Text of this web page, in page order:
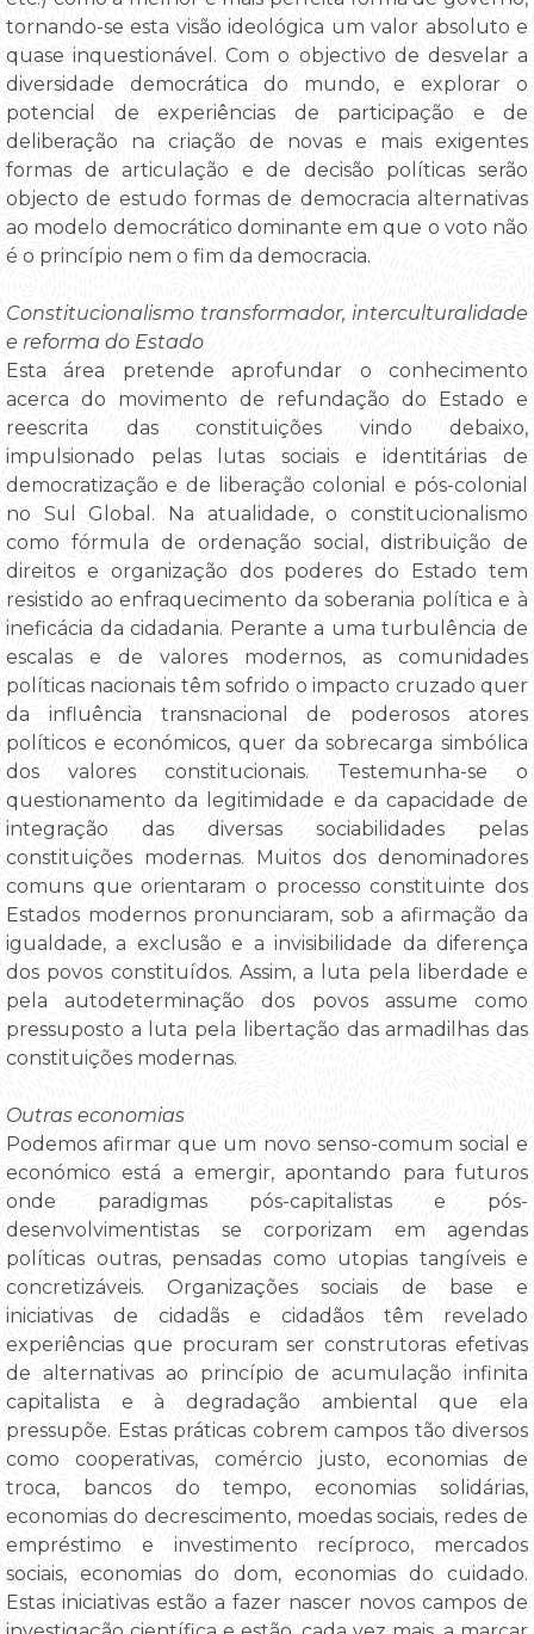
tornando-se esta visão ideológica um valor absoluto e
quase inquestionável. Com o objectivo de desvelar a
diversidade democrática do mundo, e explorar o
potencial de experiências de participação e de
deliberação na criação de novas e mais exigentes
formas de articulação e de decisão políticas serão
objecto de estudo formas de democracia alternativas
ao modelo democrático dominante em que o voto não
é o princípio nem o fim da democracia.
Constitucionalismo transformador, interculturalidade
e reforma do Estado
Esta área pretende aprofundar o conhecimento
acerca do movimento de refundação do Estado e
reescrita das constituições vindo debaixo,
impulsionado pelas lutas sociais e identitárias de
democratização e de liberação colonial e pós-colonial
no Sul Global. Na atualidade, o constitucionalismo
como fórmula de ordenação social, distribuição de
direitos e organização dos poderes do Estado tem
resistido ao enfraquecimento da soberania política e à
ineficácia da cidadania. Perante a uma turbulência de
escalas e de valores modernos, as comunidades
políticas nacionais têm sofrido o impacto cruzado quer
da influência transnacional de poderosos atores
políticos e económicos, quer da sobrecarga simbólica
dos valores constitucionais. Testemunha-se o
questionamento da legitimidade e da capacidade de
integração das diversas sociabilidades pelas
constituições modernas. Muitos dos denominadores
comuns que orientaram o processo constituinte dos
Estados modernos pronunciaram, sob a afirmação da
igualdade, a exclusão e a invisibilidade da diferença
dos povos constituídos. Assim, a luta pela liberdade e
pela autodeterminação dos povos assume como
pressuposto a luta pela libertação das armadilhas das
constituições modernas.
Outras economias
Podemos afirmar que um novo senso-comum social e
económico está a emergir, apontando para futuros
onde paradigmas pós-capitalistas e pós-
desenvolvimentistas se corporizam em agendas
políticas outras, pensadas como utopias tangíveis e
concretizáveis. Organizações sociais de base e
iniciativas de cidadãs e cidadãos têm revelado
experiências que procuram ser construtoras efetivas
de alternativas ao princípio de acumulação infinita
capitalista e à degradação ambiental que ela
pressupõe. Estas práticas cobrem campos tão diversos
como cooperativas, comércio justo, economias de
troca, bancos do tempo, economias solidárias,
economias do decrescimento, moedas sociais, redes de
empréstimo e investimento recíproco, mercados
sociais, economias do dom, economias do cuidado.
Estas iniciativas estão a fazer nascer novos campos de